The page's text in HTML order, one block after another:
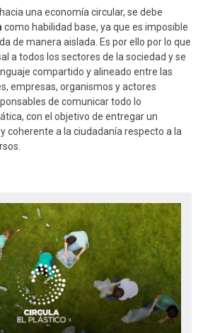
una economía circular, se debe
como habilidad base, ya que es imposible
de manera aislada. Es por ello por lo que
a todos los sectores de la sociedad y se
compartido y alineado entre las
empresas, organismos y actores
de comunicar todo lo
con el objetivo de entregar un
coherente a la ciudadanía respecto a la